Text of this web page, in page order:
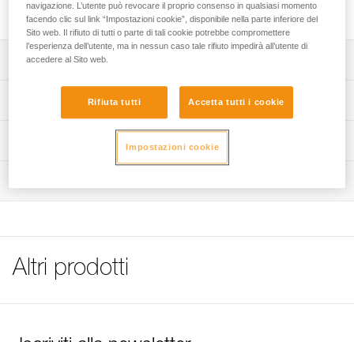
un ancoraggio per la progressione su pendenze.
Descrizione
Rinforzo staffa rigido resistente all’abrasione per facilitare
l'inserimento del piede.
Specifiche tecniche
Dettagli codice
Confezione : 1
Consigli per la manutenzione del materiale Petzl
Altri prodotti
navigazione. L’utente può revocare il proprio consenso in qualsiasi momento
facendo clic sul link “Impostazioni cookie”, disponibile nella parte inferiore del
Sito web. Il rifiuto di tutti o parte di tali cookie potrebbe compromettere
l’esperienza dell’utente, ma in nessun caso tale rifiuto impedirà all’utente di
accedere al Sito web.
Rifiuta tutti Accetta tutti i cookie
Impostazioni cookie